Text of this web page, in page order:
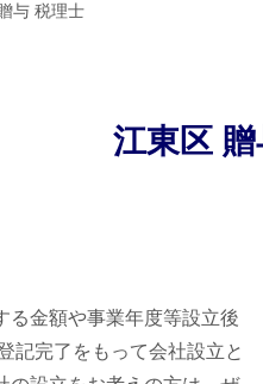
与 税理士
江東区
金額や事業年度等設立後
記完了をもって会社設立と